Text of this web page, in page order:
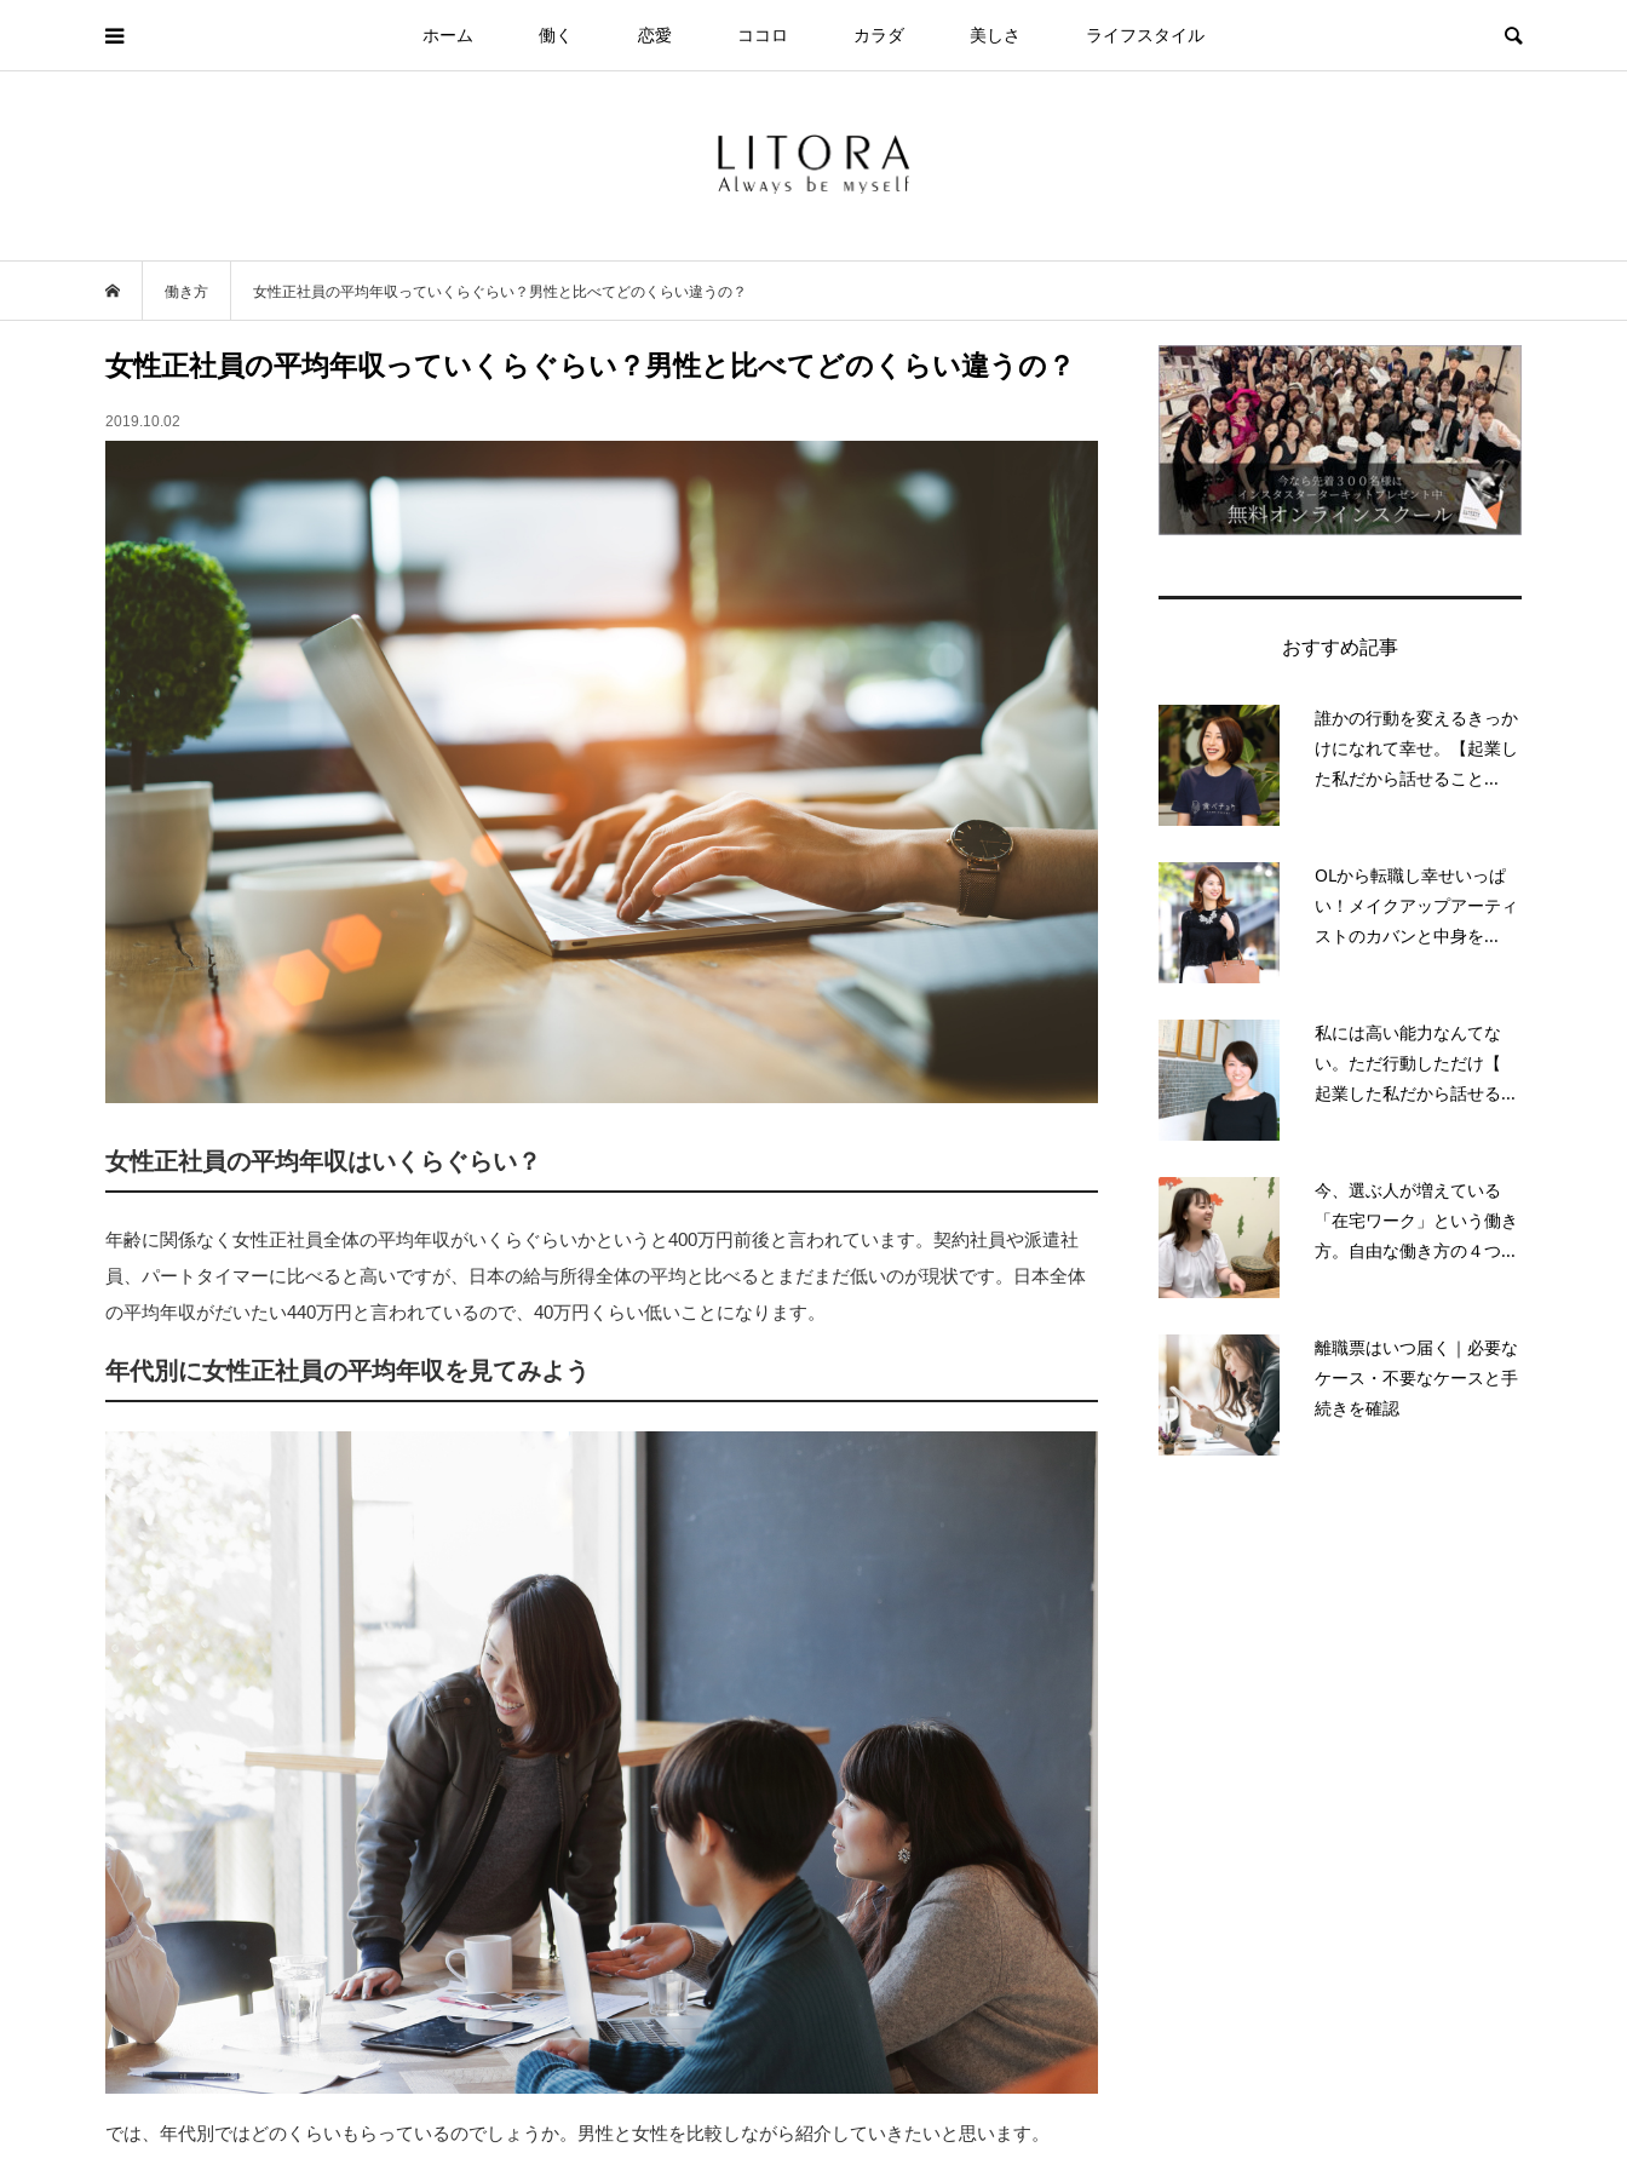
ホーム 働く 恋愛 ココロ カラダ 美しさ ライフスタイル
働き方 女性正社員の平均年収っていくらぐらい？男性と比べてどのくらい違うの？
女性正社員の平均年収っていくらぐらい？男性と比べてどのくらい違うの？
2019.10.02
女性正社員の平均年収はいくらぐらい？
年齢に関係なく女性正社員全体の平均年収がいくらぐらいかというと400万円前後と言われています。契約社員や派遣社
員、パートタイマーに比べると高いですが、日本の給与所得全体の平均と比べるとまだまだ低いのが現状です。日本全体
の平均年収がだいたい440万円と言われているので、40万円くらい低いことになります。
年代別に女性正社員の平均年収を見てみよう
では、年代別ではどのくらいもらっているのでしょうか。男性と女性を比較しながら紹介していきたいと思います。
おすすめ記事
誰かの行動を変えるきっか
けになれて幸せ。【起業し
た私だから話せること...
OLから転職し幸せいっぱ
い！メイクアップアーティ
ストのカバンと中身を...
私には高い能力なんてな
い。ただ行動しただけ【
起業した私だから話せる...
今、選ぶ人が増えている
「在宅ワーク」という働き
方。自由な働き方の４つ...
離職票はいつ届く｜必要な
ケース・不要なケースと手
続きを確認